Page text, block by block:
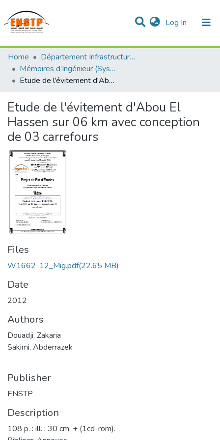
Log In (current)
DSPACE de l'École Nationale Supérieure des Travaux
Publics
Communities & Collections
Statistics
All of DSpace
Home
Département Infrastructures de Base (DIB)
Mémoires d’Ingénieur (Système classique)
Etude de l'évitement d'Abou El Hassen sur 06 km avec conception de 03 carrefours
Etude de l'évitement d'Abou El
Hassen sur 06 km avec conception
de 03 carrefours
Files
W1662-12_Mig.pdf(22.65 MB)
Date
2012
Authors
Douadji, Zakaria
Sakimi, Abderrazek
Publisher
ENSTP
Description
108 p. : ill. ; 30 cm. + (1cd-rom).